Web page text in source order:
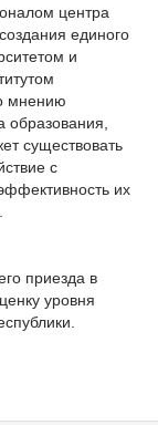
центра
единого
и
мнению
существовать
с
их
приезда в
уровня